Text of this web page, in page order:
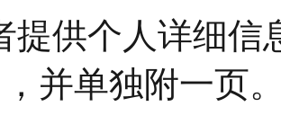
提供个人详细信
并单独附一页